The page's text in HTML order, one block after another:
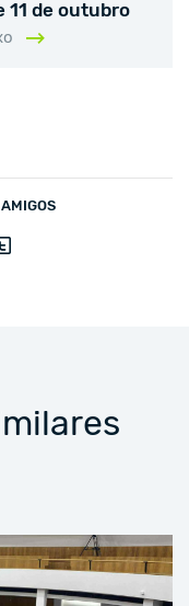
11 de outubro